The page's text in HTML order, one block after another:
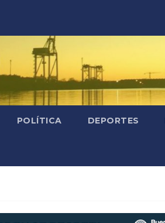
POLÍTICA DEPORTES